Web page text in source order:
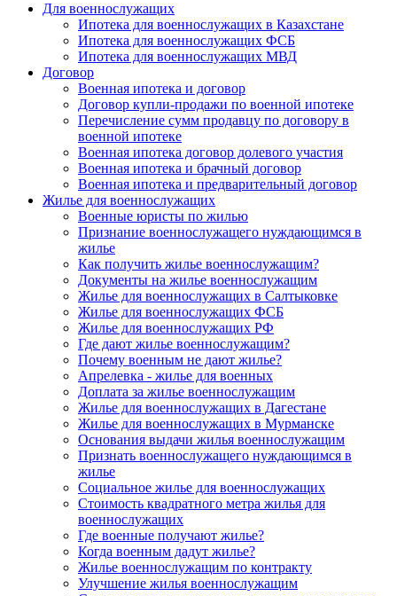
Для военнослужащих
Ипотека для военнослужащих в Казахстане
Ипотека для военнослужащих ФСБ
Ипотека для военнослужащих МВД
Договор
Военная ипотека и договор
Договор купли-продажи по военной ипотеке
Перечисление сумм продавцу по договору в
военной ипотеке
Военная ипотека договор долевого участия
Военная ипотека и брачный договор
Военная ипотека и предварительный договор
Жилье для военнослужащих
Военные юристы по жилью
Признание военнослужащего нуждающимся в
жилье
Как получить жилье военнослужащим?
Документы на жилье военнослужащим
Жилье для военнослужащих в Салтыковке
Жилье для военнослужащих ФСБ
Жилье для военнослужащих РФ
Где дают жилье военнослужащим?
Почему военным не дают жилье?
Апрелевка - жилье для военных
Доплата за жилье военнослужащим
Жилье для военнослужащих в Дагестане
Жилье для военнослужащих в Мурманске
Основания выдачи жилья военнослужащим
Признать военнослужащего нуждающимся в
жилье
Социальное жилье для военнослужащих
Стоимость квадратного метра жилья для
военнослужащих
Где военные получают жилье?
Когда военным дадут жилье?
Жилье военнослужащим по контракту
Улучшение жилья военнослужащим